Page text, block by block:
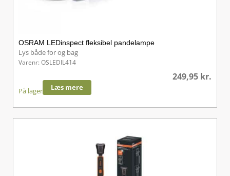
OSRAM LEDinspect fleksibel pandelampe
Lys både for og bag
Varenr: OSLEDIL414
249,95 kr.
På lager Læs mere